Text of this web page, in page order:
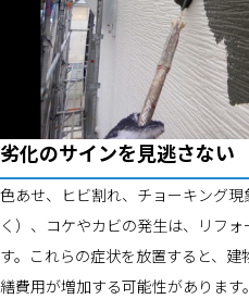
劣化のサインを見逃さない
色あせ、ヒビ割れ、チョーキング
く）、コケやカビの発生は、リフ
す。これらの症状を放置すると、
繕費用が増加する可能性があります。